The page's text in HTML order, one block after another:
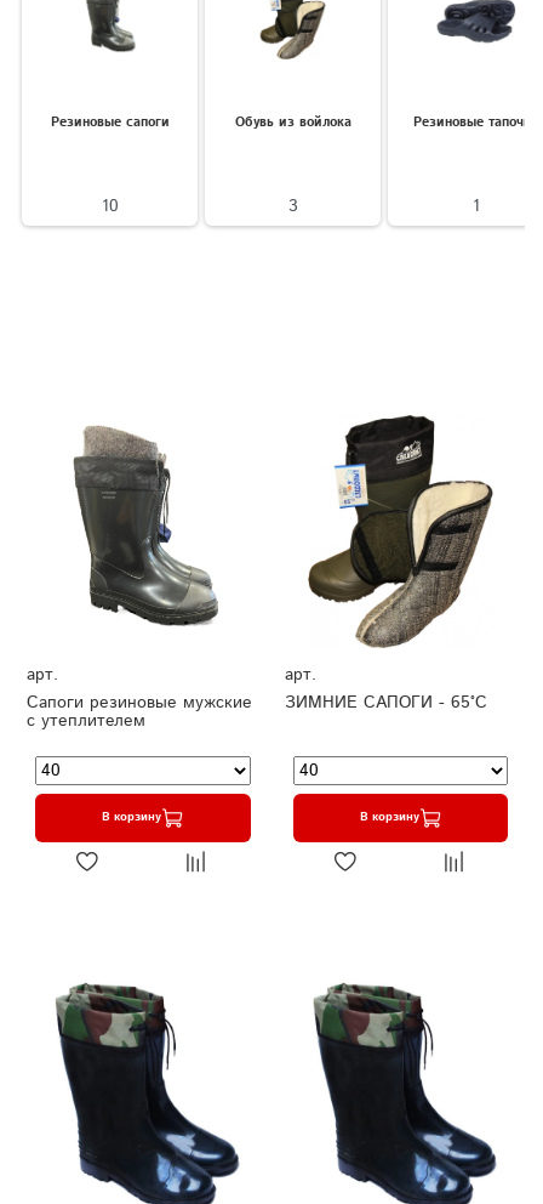
Резиновые сапоги
10
Обувь из войлока
3
Резиновые тапочки
1
арт.
Сапоги резиновые мужские
с утеплителем
В корзину
арт.
ЗИМНИЕ САПОГИ - 65°C
В корзину